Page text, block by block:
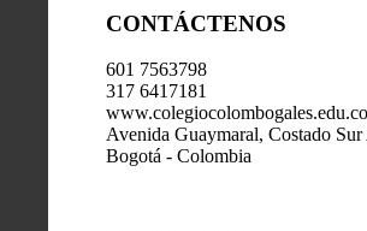
CONTÁCTENOS
601 7563798
317 6417181
www.colegiocolombogales.edu.co
Avenida Guaymaral, Costado
Bogotá - Colombia